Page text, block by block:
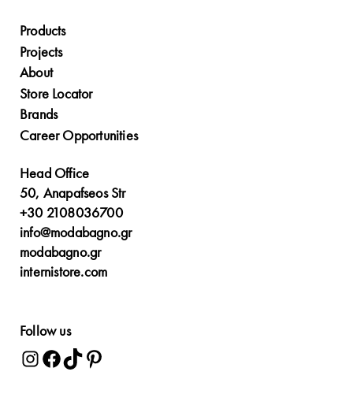
Products
Projects
About
Store Locator
Brands
Career Opportunities
Head Office
50, Anapafseos Str
+30 2108036700
info@modabagno.gr
modabagno.gr
internistore.com
Follow us